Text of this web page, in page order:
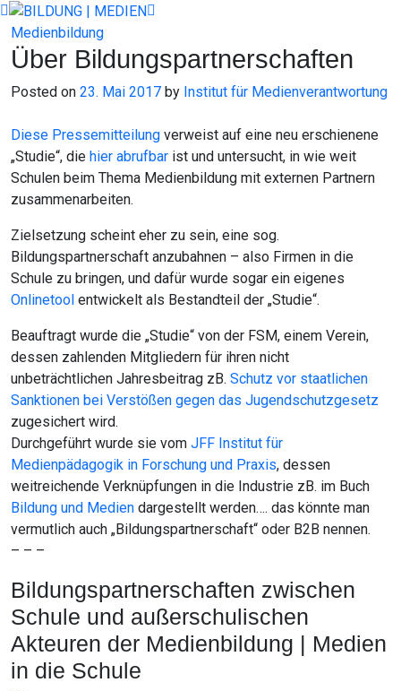
Skip
content
Medienbildung
Über Bildungspartnerschaften
Posted on 23. Mai 2017 by Institut für Medienverantwortung
Diese Pressemitteilung verweist auf eine neu erschienene
„Studie“, die hier abrufbar ist und untersucht, in wie weit
Schulen beim Thema Medienbildung mit externen Partnern
zusammenarbeiten.
Zielsetzung scheint eher zu sein, eine sog.
Bildungspartnerschaft anzubahnen – also Firmen in die
Schule zu bringen, und dafür wurde sogar ein eigenes
Onlinetool entwickelt als Bestandteil der „Studie“.
Beauftragt wurde die „Studie“ von der FSM, einem Verein,
dessen zahlenden Mitgliedern für ihren nicht
unbeträchtlichen Jahresbeitrag zB. Schutz vor staatlichen
Sanktionen bei Verstößen gegen das Jugendschutzgesetz
zugesichert wird.
Durchgeführt wurde sie vom JFF Institut für
Medienpädagogik in Forschung und Praxis, dessen
weitreichende Verknüpfungen in die Industrie zB. im Buch
Bildung und Medien dargestellt werden…. das könnte man
vermutlich auch „Bildungspartnerschaft“ oder B2B nennen.
– – –
Bildungspartnerschaften zwischen
Schule und außerschulischen
Akteuren der Medienbildung | Medien
in die Schule